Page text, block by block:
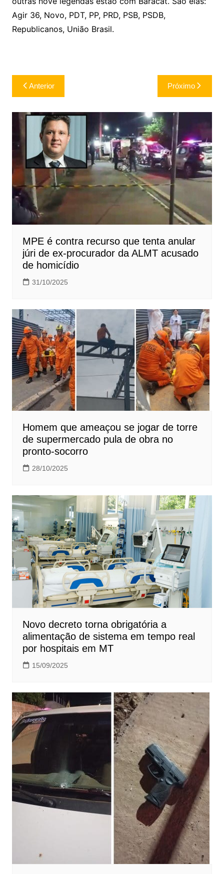
Agir 36, Novo, PDT, PP, PRD, PSB, PSDB,
Republicanos, União Brasil.
Navegação
de
Post
Anterior Próximo
MPE é contra recurso que tenta anular
júri de ex-procurador da ALMT acusado
de homicídio
31/10/2025
Homem que ameaçou se jogar de torre
de supermercado pula de obra no
pronto-socorro
28/10/2025
Novo decreto torna obrigatória a
alimentação de sistema em tempo real
por hospitais em MT
15/09/2025